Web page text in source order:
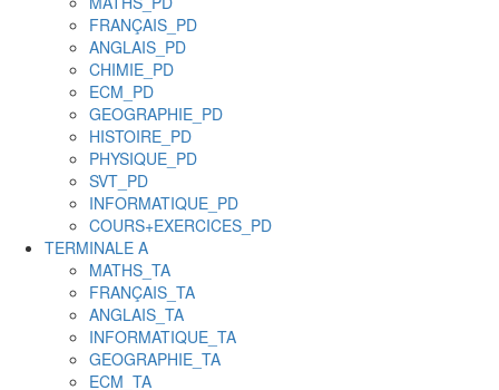
FRANÇAIS_PD
ANGLAIS_PD
CHIMIE_PD
ECM_PD
GEOGRAPHIE_PD
HISTOIRE_PD
PHYSIQUE_PD
SVT_PD
INFORMATIQUE_PD
COURS+EXERCICES_PD
TERMINALE A
MATHS_TA
FRANÇAIS_TA
ANGLAIS_TA
INFORMATIQUE_TA
GEOGRAPHIE_TA
ECM_TA